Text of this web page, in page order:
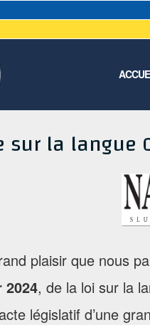
sur la langue
plaisir que nous
2024, de la loi sur la
acte législatif d’une